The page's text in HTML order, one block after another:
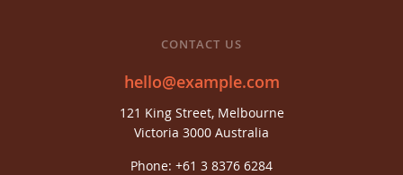
CONTACT US
hello@example.com
121 King Street, Melbourne
Victoria 3000 Australia
Phone: +61 3 8376 6284